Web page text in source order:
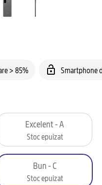
> 85% Smartphone
Excelent - A
Stoc epuizat
Bun - C
Stoc epuizat